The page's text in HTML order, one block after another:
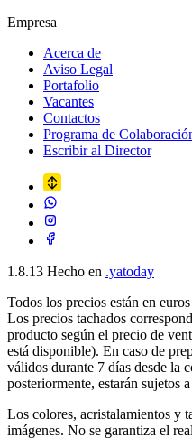
Empresa
Acerca de
Aviso Legal
Portafolio
Vacantes
Contactos
Programa de
Escribir al Director
1.8.13 Hecho en .yatoday
Todos los precios están en
Los precios tachados
producto según el precio de
está disponible). En caso de
válidos durante 7 días desde la
posteriormente, estarán sujetos
Los colores, acristalamientos y
imágenes. No se garantiza el